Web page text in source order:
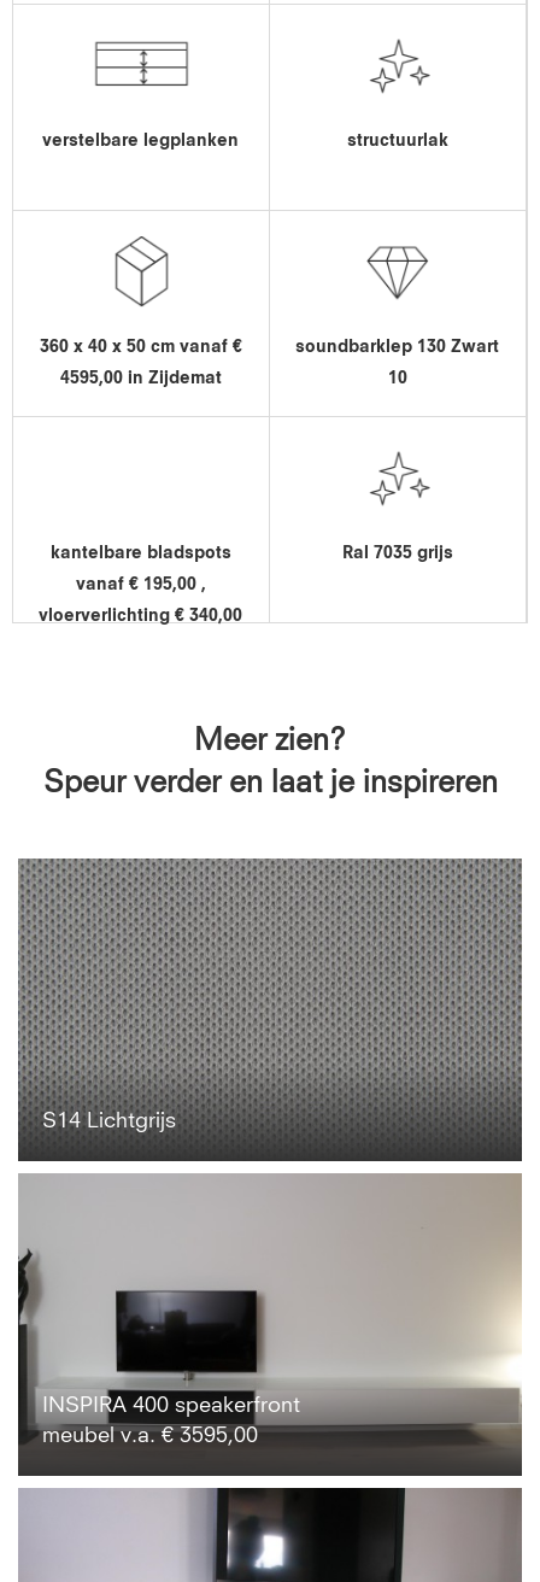
verstelbare legplanken structuurlak
360 x 40 x 50 cm vanaf €
4595,00 in Zijdemat
soundbarklep 130 Zwart
10
kantelbare bladspots
vanaf € 195,00 ,
vloerverlichting € 340,00
Ral 7035 grijs
Meer zien?
Speur verder en laat je inspireren
S14 Lichtgrijs
INSPIRA 400 speakerfront
meubel v.a. € 3595,00